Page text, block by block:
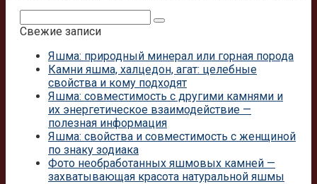
Свежие записи
Яшма: природный минерал или горная порода
Камни яшма, халцедон, агат: целебные
свойства и кому подходят
Яшма: совместимость с другими камнями и
их энергетическое взаимодействие —
полезная информация
Яшма: свойства и совместимость с женщиной
по знаку зодиака
Фото необработанных яшмовых камней —
захватывающая красота натуральной яшмы